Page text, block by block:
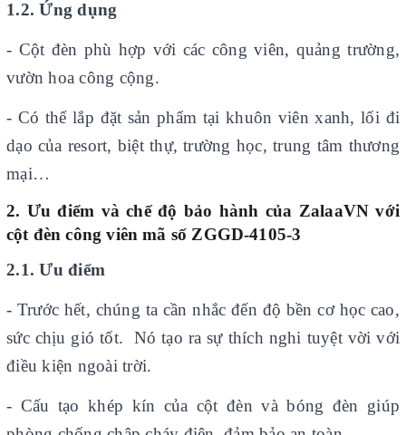
1.2. Ứng dụng
- Cột đèn phù hợp với các công viên, quảng trường,
vườn hoa công cộng.
- Có thể lắp đặt sản phẩm tại khuôn viên xanh, lối đi
dạo của resort, biệt thự, trường học, trung tâm thương
mại…
2. Ưu điểm và chế độ bảo hành của ZalaaVN với
cột đèn công viênmã số ZGGD-4105-3
2.1. Ưu điểm
- Trước hết, chúng ta cần nhắc đến độ bền cơ học cao,
sức chịu gió tốt. Nó tạo ra sự thích nghi tuyệt vời với
điều kiện ngoài trời.
- Cấu tạo khép kín của cột đèn và bóng đèn giúp